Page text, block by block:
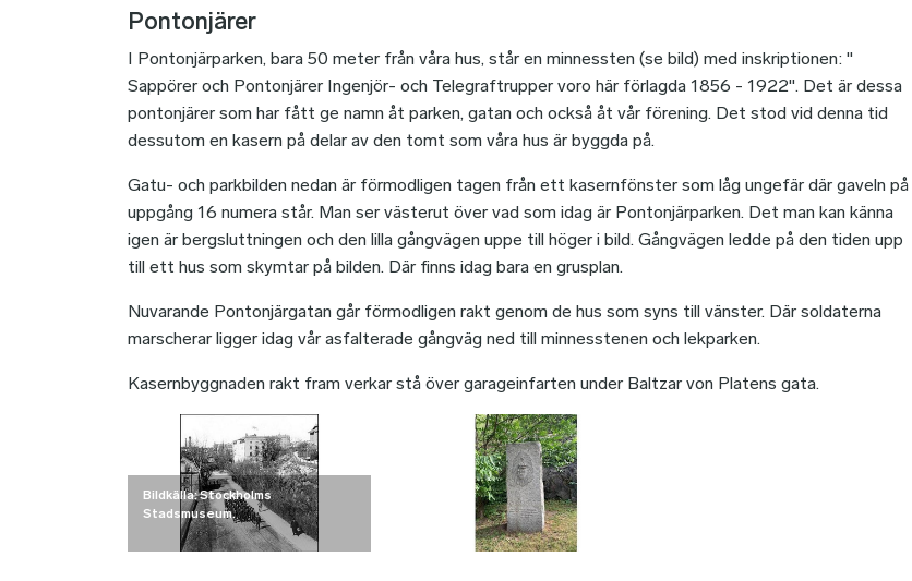
Pontonjärer
I Pontonjärparken, bara 50 meter från våra hus, står en minnessten (se bild) med inskriptionen: "
Sappörer och Pontonjärer Ingenjör- och Telegraftrupper voro här förlagda 1856 - 1922". Det är dessa
pontonjärer som har fått ge namn åt parken, gatan och också åt vår förening. Det stod vid denna tid
dessutom en kasern på delar av den tomt som våra hus är byggda på.
Gatu- och parkbilden nedan är förmodligen tagen från ett kasernfönster som låg ungefär där gaveln på
uppgång 16 numera står. Man ser västerut över vad som idag är Pontonjärparken. Det man kan känna
igen är bergsluttningen och den lilla gångvägen uppe till höger i bild. Gångvägen ledde på den tiden upp
till ett hus som skymtar på bilden. Där finns idag bara en grusplan.
Nuvarande Pontonjärgatan går förmodligen rakt genom de hus som syns till vänster. Där soldaterna
marscherar ligger idag vår asfalterade gångväg ned till minnesstenen och lekparken.
Kasernbyggnaden rakt fram verkar stå över garageinfarten under Baltzar von Platens gata.
Bildkälla: Stockholms
Stadsmuseum.